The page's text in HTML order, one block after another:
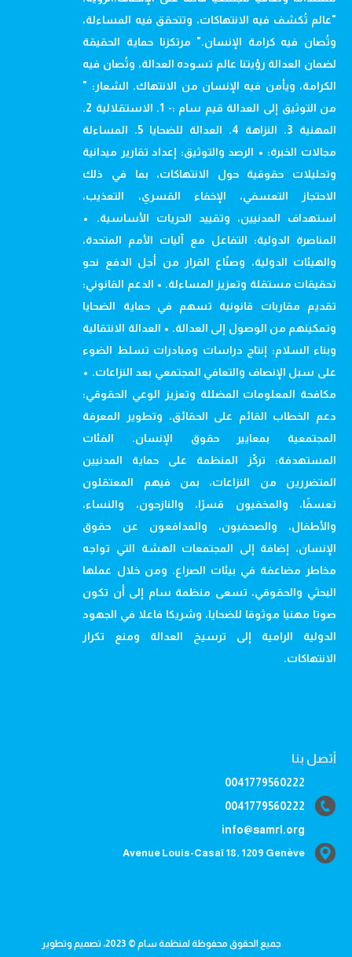
"عالم تُكشف فيه الانتهاكات، وتتحقق فيه المساءلة،
وتُصان فيه كرامة الإنسان." مرتكزنا حماية الحقيقة
لضمان العدالة رؤيتنا عالم تسوده العدالة، وتُصان فيه
الكرامة، ويأمن فيه الإنسان من الانتهاك. الشعار: "
من التوثيق إلى العدالة قيم سام :- 1. الاستقلالية 2.
المهنية 3. النزاهة 4. العدالة للضحايا 5. المساءلة
مجالات الخبرة: • الرصد والتوثيق: إعداد تقارير ميدانية
وتحليلات حقوقية حول الانتهاكات، بما في ذلك
الاحتجاز التعسفي، الإخفاء القسري، التعذيب،
استهداف المدنيين، وتقييد الحريات الأساسية. •
المناصرة الدولية: التفاعل مع آليات الأمم المتحدة،
والهيئات الدولية، وصنّاع القرار من أجل الدفع نحو
تحقيقات مستقلة وتعزيز المساءلة. • الدعم القانوني:
تقديم مقاربات قانونية تسهم في حماية الضحايا
وتمكينهم من الوصول إلى العدالة. • العدالة الانتقالية
وبناء السلام: إنتاج دراسات ومبادرات تسلط الضوء
على سبل الإنصاف والتعافي المجتمعي بعد النزاعات. •
مكافحة المعلومات المضللة وتعزيز الوعي الحقوقي:
دعم الخطاب القائم على الحقائق، وتطوير المعرفة
المجتمعية بمعايير حقوق الإنسان. الفئات
المستهدفة: تركّز المنظمة على حماية المدنيين
المتضررين من النزاعات، بمن فيهم المعتقلون
تعسفًا، والمخفيون قسرًا، والنازحون، والنساء،
والأطفال، والصحفيون، والمدافعون عن حقوق
الإنسان، إضافة إلى المجتمعات الهشة التي تواجه
مخاطر مضاعفة في بيئات الصراع. ومن خلال عملها
البحثي والحقوقي، تسعى منظمة سام إلى أن تكون
صوتا مهنيا موثوقا للضحايا، وشريكا فاعلا في الجهود
الدولية الرامية إلى ترسيخ العدالة ومنع تكرار
الانتهاكات.
أتصل بنا
0041779560222
0041779560222
info@samrl.org
Avenue Louis-Casaï 18, 1209 Genève
جميع الحقوق محفوظة لمنظمة سام © 2023، تصميم وتطوير